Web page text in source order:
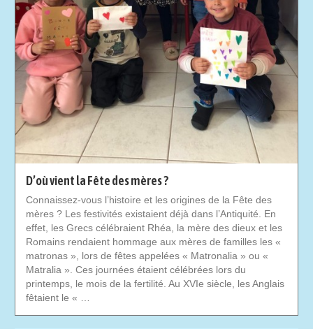
D’où vient la Fête des mères ?
Connaissez-vous l’histoire et les origines de la Fête des
mères ? Les festivités existaient déjà dans l’Antiquité. En
effet, les Grecs célébraient Rhéa, la mère des dieux et les
Romains rendaient hommage aux mères de familles les «
matronas », lors de fêtes appelées « Matronalia » ou «
Matralia ». Ces journées étaient célébrées lors du
printemps, le mois de la fertilité. Au XVIe siècle, les Anglais
fêtaient le « …